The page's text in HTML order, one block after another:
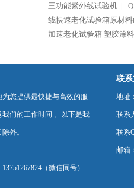
三功能紫外线试验机 |
线快速老化试验箱原材
加速老化试验箱 塑胶涂
您提供最快捷与高效的服
们的工作时间 。以下是我
外。
（微信同号）
联
地址
联系
联系
邮箱